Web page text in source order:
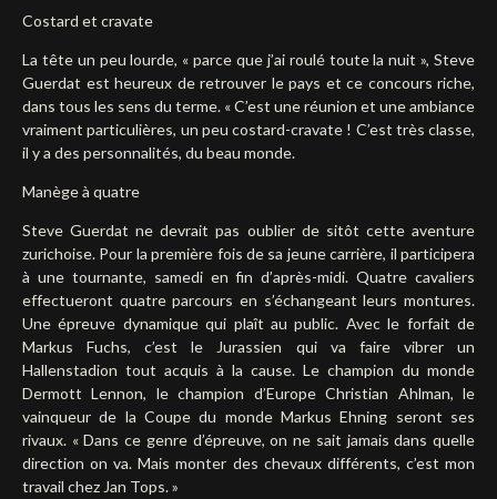
Costard et cravate
La tête un peu lourde, « parce que j’ai roulé toute la nuit », Steve
Guerdat est heureux de retrouver le pays et ce concours riche,
dans tous les sens du terme. « C’est une réunion et une ambiance
vraiment particulières, un peu costard-cravate ! C’est très classe,
il y a des personnalités, du beau monde.
Manège à quatre
Steve Guerdat ne devrait pas oublier de sitôt cette aventure
zurichoise. Pour la première fois de sa jeune carrière, il participera
à une tournante, samedi en fin d’après-midi. Quatre cavaliers
effectueront quatre parcours en s’échangeant leurs montures.
Une épreuve dynamique qui plaît au public. Avec le forfait de
Markus Fuchs, c’est le Jurassien qui va faire vibrer un
Hallenstadion tout acquis à la cause. Le champion du monde
Dermott Lennon, le champion d’Europe Christian Ahlman, le
vainqueur de la Coupe du monde Markus Ehning seront ses
rivaux. « Dans ce genre d’épreuve, on ne sait jamais dans quelle
direction on va. Mais monter des chevaux différents, c’est mon
travail chez Jan Tops. »